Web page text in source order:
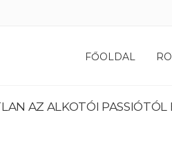
FŐOLDAL
AZ ALKOTÓI PASSIÓTÓL